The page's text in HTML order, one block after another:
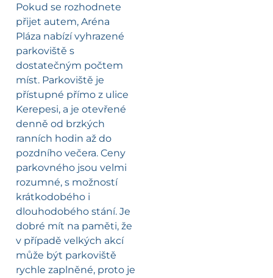
Pokud se rozhodnete
přijet autem, Aréna
Pláza nabízí vyhrazené
parkoviště s
dostatečným počtem
míst. Parkoviště je
přístupné přímo z ulice
Kerepesi, a je otevřené
denně od brzkých
ranních hodin až do
pozdního večera. Ceny
parkovného jsou velmi
rozumné, s možností
krátkodobého i
dlouhodobého stání. Je
dobré mít na paměti, že
v případě velkých akcí
může být parkoviště
rychle zaplněné, proto je